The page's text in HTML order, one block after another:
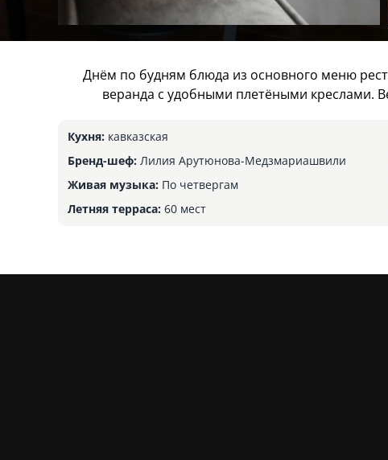
Днём по будням блюда из основного меню
веранда с удобными плетёными креслами.
Кухня: кавказская
Бренд-шеф: Лилия Арутюнова-Медзмариашвили
Живая музыка: По четвергам
Летняя терраса: 60 мест